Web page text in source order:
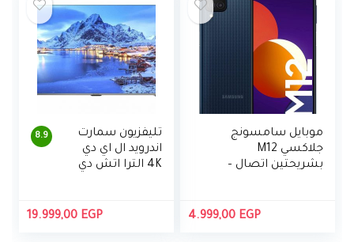
موبايل سامسونج
جلاكسي M12
بشريحتين اتصال –
4.999,00 EGP
8.9
تليفزيون سمارت
اندرويد ال اي دي
4K الترا اتش دي
كنترول من شارب19.999,00 EGP